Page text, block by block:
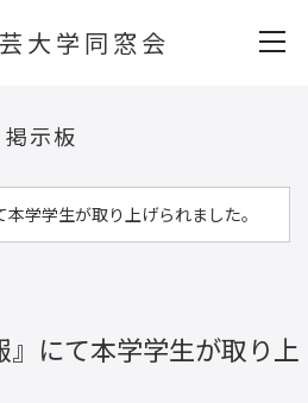
大学同窓会
掲示板
学学生が取り上げられました。
にて本学学生が取り上